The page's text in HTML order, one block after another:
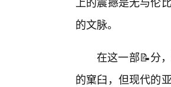
的文脉。
在这一部📝分
的窠臼，但现代的